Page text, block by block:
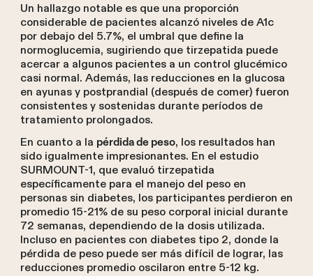
Un hallazgo notable es que una proporción
considerable de pacientes alcanzó niveles de A1c
por debajo del 5.7%, el umbral que define la
normoglucemia, sugiriendo que tirzepatida puede
acercar a algunos pacientes a un control glucémico
casi normal. Además, las reducciones en la glucosa
en ayunas y postprandial (después de comer) fueron
consistentes y sostenidas durante períodos de
tratamiento prolongados.
En cuanto a la pérdida de peso, los resultados han
sido igualmente impresionantes. En el estudio
SURMOUNT-1, que evaluó tirzepatida
específicamente para el manejo del peso en
personas sin diabetes, los participantes perdieron en
promedio 15-21% de su peso corporal inicial durante
72 semanas, dependiendo de la dosis utilizada.
Incluso en pacientes con diabetes tipo 2, donde la
pérdida de peso puede ser más difícil de lograr, las
reducciones promedio oscilaron entre 5-12 kg.